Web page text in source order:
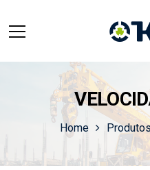
Home